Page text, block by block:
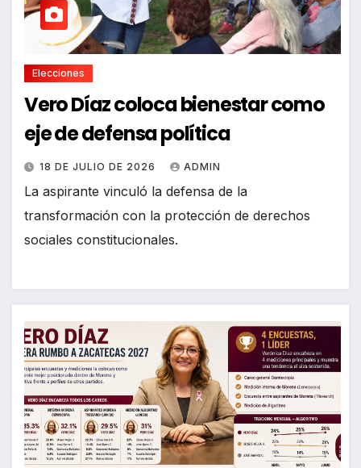
Elecciones
Vero Díaz coloca bienestar como
eje de defensa política
18 DE JULIO DE 2026 ADMIN
La aspirante vinculó la defensa de la
transformación con la protección de derechos
sociales constitucionales.